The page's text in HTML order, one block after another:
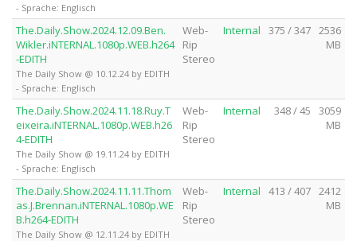
- Sprache: Englisch
The.Daily.Show.2024.12.09.Ben.
Wikler.iNTERNAL.1080p.WEB.h264
-EDITH
The Daily Show @ 10.12.24 by EDITH
- Sprache: Englisch
Web-
Rip
Stereo
Internal 375 / 347
2536
MB
The.Daily.Show.2024.11.18.Ruy.T
eixeira.iNTERNAL.1080p.WEB.h26
4-EDITH
The Daily Show @ 19.11.24 by EDITH
- Sprache: Englisch
Web-
Rip
Stereo
Internal 348 / 45
3059
MB
The.Daily.Show.2024.11.11.Thom
as.J.Brennan.iNTERNAL.1080p.WE
B.h264-EDITH
The Daily Show @ 12.11.24 by EDITH
Web-
Rip
Stereo
Internal 413 / 407
2412
MB